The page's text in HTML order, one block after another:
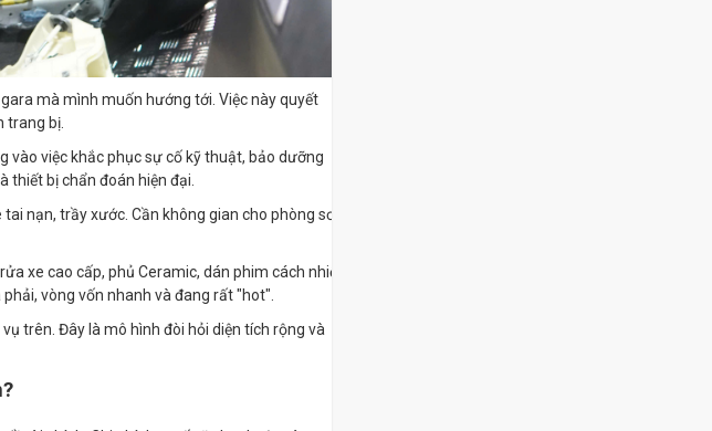
mà mình muốn hướng tới. Việc này quyết
trang bị.
vào việc khắc phục sự cố kỹ thuật, bảo dưỡng
thiết bị chẩn đoán hiện đại.
nạn, trầy xước. Cần không gian cho phòng sơn
xe cao cấp, phủ Ceramic, dán phim cách nhiệt,
vòng vốn nhanh và đang rất "hot".
trên. Đây là mô hình đòi hỏi diện tích rộng và